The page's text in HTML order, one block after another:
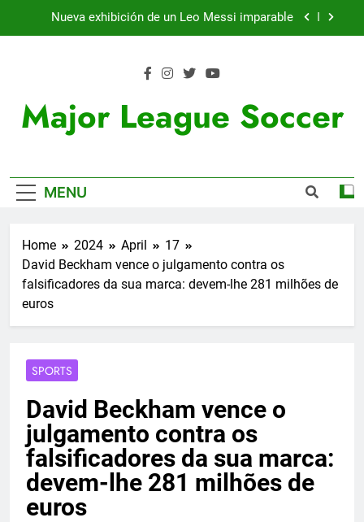
Nueva exhibición de un Leo Messi imparable
Victoria de Chicago Fire: así fue el partido de
Major League Soccer
MENU
Home 2024 April
17
David Beckham vence o julgamento contra os
falsificadores da sua marca: devem-lhe 281 milhões de
euros
SPORTS
David Beckham vence o
julgamento contra os
falsificadores da sua marca:
devem-lhe 281 milhões de
euros